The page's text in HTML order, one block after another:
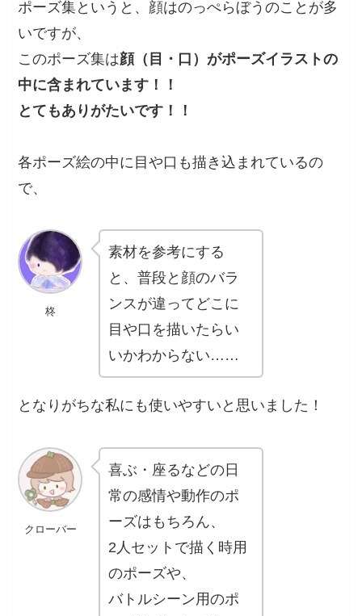
ポーズ集というと、顔はのっぺらぼうのことが多
いですが、
このポーズ集は顔（目・口）がポーズイラストの
中に含まれています！！
とてもありがたいです！！
各ポーズ絵の中に目や口も描き込まれているの
で、
柊
素材を参考にする
と、普段と顔のバラ
ンスが違ってどこに
目や口を描いたらい
いかわからない……
となりがちな私にも使いやすいと思いました！
クローバー
喜ぶ・座るなどの日
常の感情や動作のポ
ーズはもちろん、
2人セットで描く時用
のポーズや、
バトルシーン用のポ